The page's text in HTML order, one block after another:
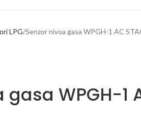
LPG Senzor nivoa gasa WPGH-1 AC
gasa WPGH-1